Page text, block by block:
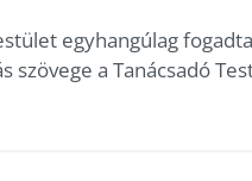
egyhangúlag
szövege a Tanácsadó